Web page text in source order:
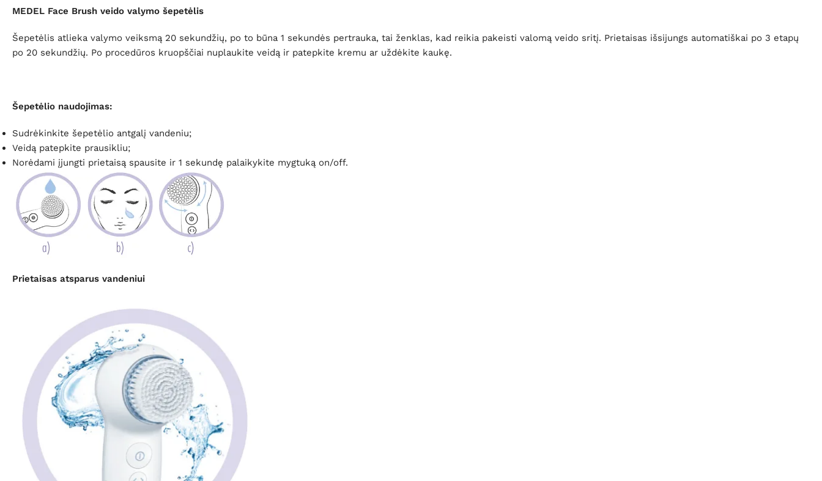
MEDEL Face Brush veido valymo šepetėlis
Šepetėlis atlieka valymo veiksmą 20 sekundžių, po to būna 1 sekundės pertrauka, tai ženklas, kad reikia pakeisti valomą veido sritį. Prietaisas išsijungs automatiškai po 3 etapų
po 20 sekundžių. Po procedūros kruopščiai nuplaukite veidą ir patepkite kremu ar uždėkite kaukę.
Šepetėlio naudojimas:
Sudrėkinkite šepetėlio antgalį vandeniu;
Veidą patepkite prausikliu;
Norėdami įjungti prietaisą spausite ir 1 sekundę palaikykite mygtuką on/off.
Prietaisas atsparus vandeniui